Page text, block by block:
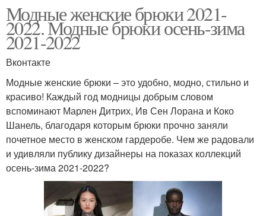
Модные женские брюки 2021-
2022. Модные брюки осень-зима
2021-2022
Вконтакте
Модные женские брюки – это удобно, модно, стильно и
красиво! Каждый год модницы добрым словом
вспоминают Марлен Дитрих, Ив Сен Лорана и Коко
Шанель, благодаря которым брюки прочно заняли
почетное место в женском гардеробе. Чем же радовали
и удивляли публику дизайнеры на показах коллекций
осень-зима 2021-2022?